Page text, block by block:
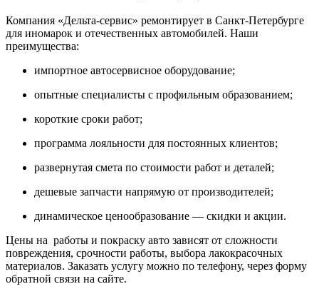
Компания «Дельта-сервис» ремонтирует в Санкт-Петербурге
для иномарок и отечественных автомобилей. Наши
преимущества:
импортное автосервисное оборудование;
опытные специалисты с профильным образованием;
короткие сроки работ;
программа лояльности для постоянных клиентов;
развернутая смета по стоимости работ и деталей;
дешевые запчасти напрямую от производителей;
динамическое ценообразование — скидки и акции.
Цены на работы и покраску авто зависят от сложности
повреждения, срочности работы, выбора лакокрасочных
материалов. Заказать услугу можно по телефону, через форму
обратной связи на сайте.